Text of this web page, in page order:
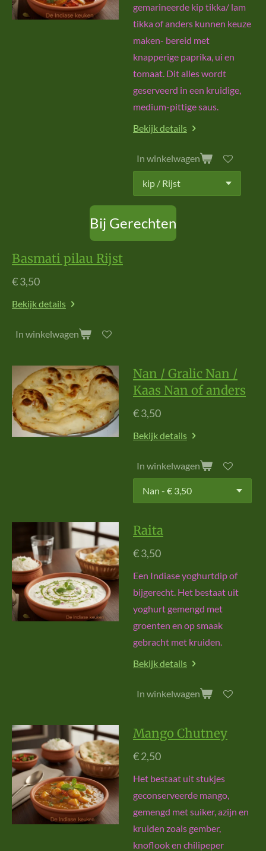
gemarineerde kip tikka/ lam
tikka of anders kunnen keuze
maken- bereid met
knapperige paprika, ui en
tomaat. Dit alles wordt
geserveerd in een kruidige,
medium-pittige saus.
Bekijk details
In winkelwagen
Bij Gerechten
Basmati pilau Rijst
€ 3,50
Bekijk details
In winkelwagen
Nan / Gralic Nan /
Kaas Nan of anders
€ 3,50
Bekijk details
In winkelwagen
Raita
€ 3,50
Een Indiase yoghurtdip of
bijgerecht. Het bestaat uit
yoghurt gemengd met
groenten en op smaak
gebracht met kruiden.
Bekijk details
In winkelwagen
Mango Chutney
€ 2,50
Het bestaat uit stukjes
geconserveerde mango,
gemengd met suiker, azijn en
kruiden zoals gember,
knoflook en chilipeper